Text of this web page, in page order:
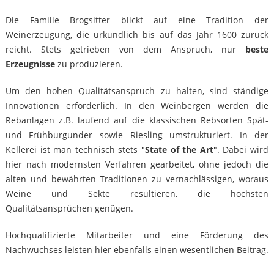
Die Familie Brogsitter blickt auf eine Tradition der
Weinerzeugung, die urkundlich bis auf das Jahr 1600 zurück
reicht. Stets getrieben von dem Anspruch, nur beste
Erzeugnissezu produzieren.
Um den hohen Qualitätsanspruch zu halten, sind ständige
Innovationen erforderlich. In den Weinbergen werden die
Rebanlagen z.B. laufend auf die klassischen Rebsorten Spät-
und Frühburgunder sowie Riesling umstrukturiert. In der
Kellerei ist man technisch stets "State of the Art". Dabei wird
hier nach modernsten Verfahren gearbeitet, ohne jedoch die
alten und bewährten Traditionen zu vernachlässigen, woraus
Weine und Sekte resultieren, die höchsten
Qualitätsansprüchen genügen.
Hochqualifizierte Mitarbeiter und eine Förderung des
Nachwuchses leisten hier ebenfalls einen wesentlichen Beitrag.